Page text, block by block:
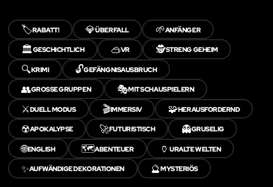
🏷️RABATT! 💎ÜBERFALL 🌱ANFÄNGER
🏛️GESCHICHTLICH 🥽VR 🕵️STRENG GEHEIM
🔍KRIMI 🔓GEFÄNGNISAUSBRUCH
👥GROSSE GRUPPEN 🎭MIT SCHAUSPIELERN
⚔️DUELL MODUS 🎬IMMERSIV 🧩HERAUSFORDERND
☢️APOKALYPSE 🚀FUTURISTISCH 👻GRUSELIG
🌐ENGLISH 🗺️ABENTEUER 🏺URALTE WELTEN
✨AUFWÄNDIGE DEKORATIONEN 🔮MYSTERIÖS